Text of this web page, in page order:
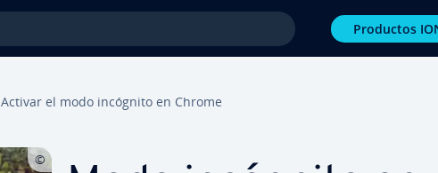
Productos
Activar el modo incógnito en Chrome